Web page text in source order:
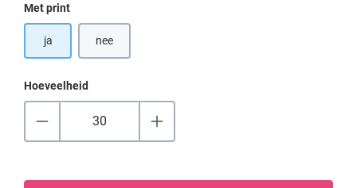
Selecteer
Met print
ja nee
Hoeveelheid